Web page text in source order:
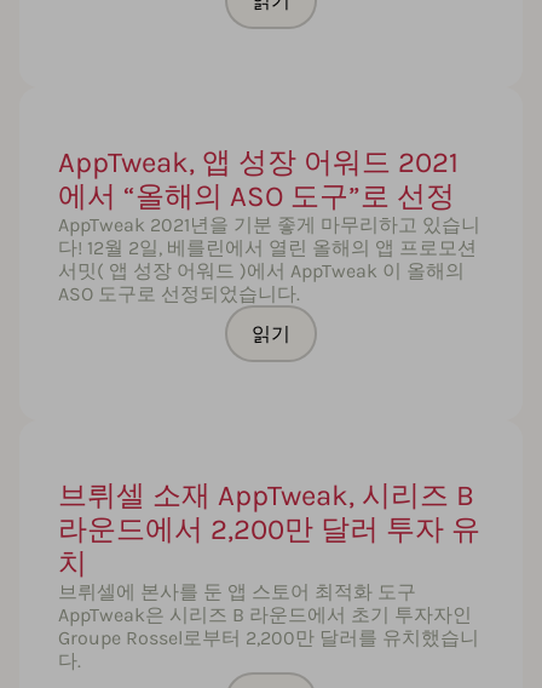
AppTweak, 앱 성장 어워드 2021
에서 “올해의 ASO 도구”로 선정
AppTweak 2021년을 기분 좋게 마무리하고 있습니
다! 12월 2일, 베를린에서 열린 올해의 앱 프로모션
서밋( 앱 성장 어워드 )에서 AppTweak 이 올해의
ASO 도구로 선정되었습니다.
읽기
브뤼셀 소재 AppTweak, 시리즈 B
라운드에서 2,200만 달러 투자 유
치
브뤼셀에 본사를 둔 앱 스토어 최적화 도구
AppTweak은 시리즈 B 라운드에서 초기 투자자인
Groupe Rossel로부터 2,200만 달러를 유치했습니
다.